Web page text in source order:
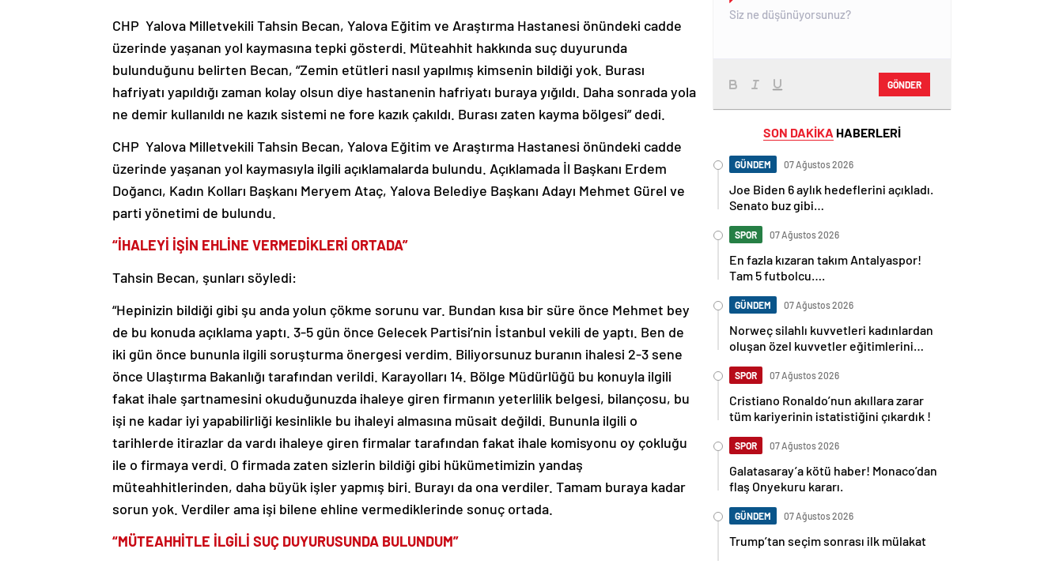
CHP Yalova Milletvekili Tahsin Becan, Yalova Eğitim ve Araştırma Hastanesi önündeki cadde
üzerinde yaşanan yol kaymasına tepki gösterdi. Müteahhit hakkında suç duyurunda
bulunduğunu belirten Becan, “Zemin etütleri nasıl yapılmış kimsenin bildiği yok. Burası
hafriyatı yapıldığı zaman kolay olsun diye hastanenin hafriyatı buraya yığıldı. Daha sonrada yola
ne demir kullanıldı ne kazık sistemi ne fore kazık çakıldı. Burası zaten kayma bölgesi” dedi.
CHP Yalova Milletvekili Tahsin Becan, Yalova Eğitim ve Araştırma Hastanesi önündeki cadde
üzerinde yaşanan yol kaymasıyla ilgili açıklamalarda bulundu. Açıklamada İl Başkanı Erdem
Doğancı, Kadın Kolları Başkanı Meryem Ataç, Yalova Belediye Başkanı Adayı Mehmet Gürel ve
parti yönetimi de bulundu.
“İHALEYİ İŞİN EHLİNE VERMEDİKLERİ ORTADA”
Tahsin Becan, şunları söyledi:
“Hepinizin bildiği gibi şu anda yolun çökme sorunu var. Bundan kısa bir süre önce Mehmet bey
de bu konuda açıklama yaptı. 3-5 gün önce Gelecek Partisi’nin İstanbul vekili de yaptı. Ben de
iki gün önce bununla ilgili soruşturma önergesi verdim. Biliyorsunuz buranın ihalesi 2-3 sene
önce Ulaştırma Bakanlığı tarafından verildi. Karayolları 14. Bölge Müdürlüğü bu konuyla ilgili
fakat ihale şartnamesini okuduğunuzda ihaleye giren firmanın yeterlilik belgesi, bilançosu, bu
işi ne kadar iyi yapabilirliği kesinlikle bu ihaleyi almasına müsait değildi. Bununla ilgili o
tarihlerde itirazlar da vardı ihaleye giren firmalar tarafından fakat ihale komisyonu oy çokluğu
ile o firmaya verdi. O firmada zaten sizlerin bildiği gibi hükümetimizin yandaş
müteahhitlerinden, daha büyük işler yapmış biri. Burayı da ona verdiler. Tamam buraya kadar
sorun yok. Verdiler ama işi bilene ehline vermediklerinde sonuç ortada.
“MÜTEAHHİTLE İLGİLİ SUÇ DUYURUSUNDA BULUNDUM”
GÖNDER
SON DAKİKA HABERLERİ
GÜNDEM 07 Ağustos 2026
Joe Biden 6 aylık hedeflerini açıkladı.
Senato buz gibi…
SPOR 07 Ağustos 2026
En fazla kızaran takım Antalyaspor!
Tam 5 futbolcu….
GÜNDEM 07 Ağustos 2026
Norweç silahlı kuvvetleri kadınlardan
oluşan özel kuvvetler eğitimlerini
SPOR 07 Ağustos 2026
Cristiano Ronaldo’nun akıllara zarar
tüm kariyerinin istatistiğini çıkardık !
SPOR 07 Ağustos 2026
Galatasaray’a kötü haber! Monaco’dan
flaş Onyekuru kararı.
GÜNDEM 07 Ağustos 2026
Trump’tan seçim sonrası ilk mülakat